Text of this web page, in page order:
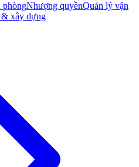
phòngNhượng quyềnQuản lý vận
& xây dựng